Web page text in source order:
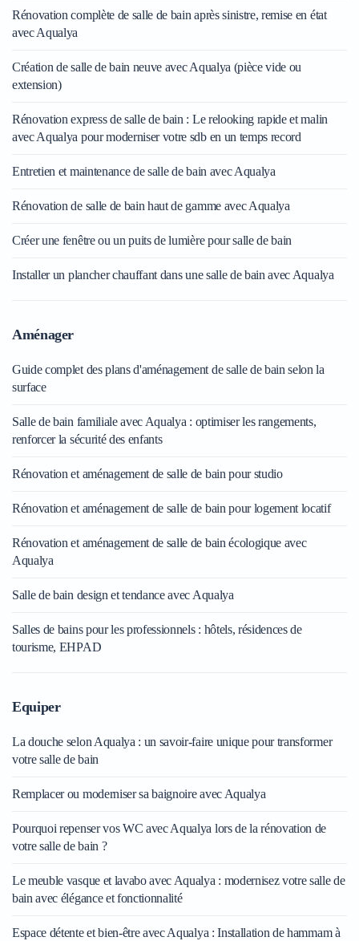
Rénovation complète de salle de bain après sinistre, remise en état
avec Aqualya
Création de salle de bain neuve avec Aqualya (pièce vide ou
extension)
Rénovation express de salle de bain : Le relooking rapide et malin
avec Aqualya pour moderniser votre sdb en un temps record
Entretien et maintenance de salle de bain avec Aqualya
Rénovation de salle de bain haut de gamme avec Aqualya
Créer une fenêtre ou un puits de lumière pour salle de bain
Installer un plancher chauffant dans une salle de bain avec Aqualya
Aménager
Guide complet des plans d'aménagement de salle de bain selon la
surface
Salle de bain familiale avec Aqualya : optimiser les rangements,
renforcer la sécurité des enfants
Rénovation et aménagement de salle de bain pour studio
Rénovation et aménagement de salle de bain pour logement locatif
Rénovation et aménagement de salle de bain écologique avec
Aqualya
Salle de bain design et tendance avec Aqualya
Salles de bains pour les professionnels : hôtels, résidences de
tourisme, EHPAD
Equiper
La douche selon Aqualya : un savoir-faire unique pour transformer
votre salle de bain
Remplacer ou moderniser sa baignoire avec Aqualya
Pourquoi repenser vos WC avec Aqualya lors de la rénovation de
votre salle de bain ?
Le meuble vasque et lavabo avec Aqualya : modernisez votre salle de
bain avec élégance et fonctionnalité
Espace détente et bien-être avec Aqualya : Installation de hammam à